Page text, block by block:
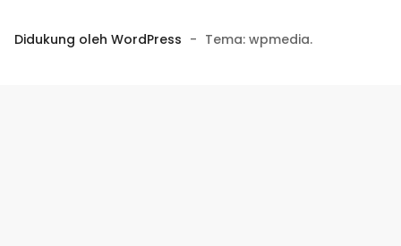
Didukung oleh WordPress - Tema: wpmedia.